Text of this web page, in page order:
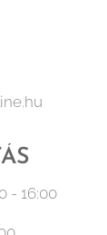
- 16:00